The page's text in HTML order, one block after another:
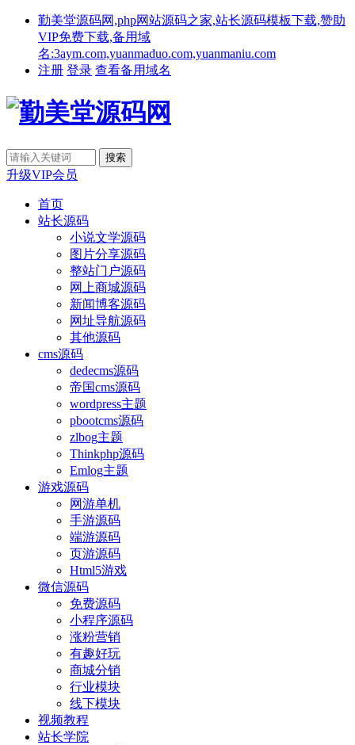
勤美堂源码网,php网站源码之家,站长源码模板下载,赞助
VIP免费下载,备用域
名:3aym.com,yuanmaduo.com,yuanmaniu.com
注册 登录 查看备用域名
升级VIP会员
首页
站长源码
小说文学源码
图片分享源码
整站门户源码
网上商城源码
新闻博客源码
网址导航源码
其他源码
cms源码
dedecms源码
帝国cms源码
wordpress主题
pbootcms源码
zlbog主题
Thinkphp源码
Emlog主题
游戏源码
网游单机
手游源码
端游源码
页游源码
Html5游戏
微信源码
免费源码
小程序源码
涨粉营销
有趣好玩
商城分销
行业模块
线下模块
视频教程
站长学院